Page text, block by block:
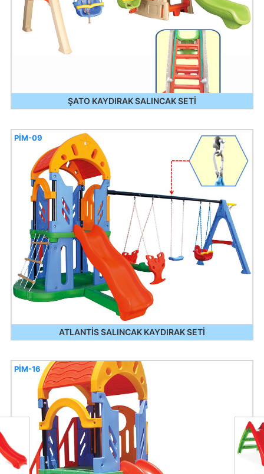
ŞATO KAYDIRAK SALINCAK SETİ
ATLANTİS SALINCAK KAYDIRAK SETİ
PİM-09
PİM-16